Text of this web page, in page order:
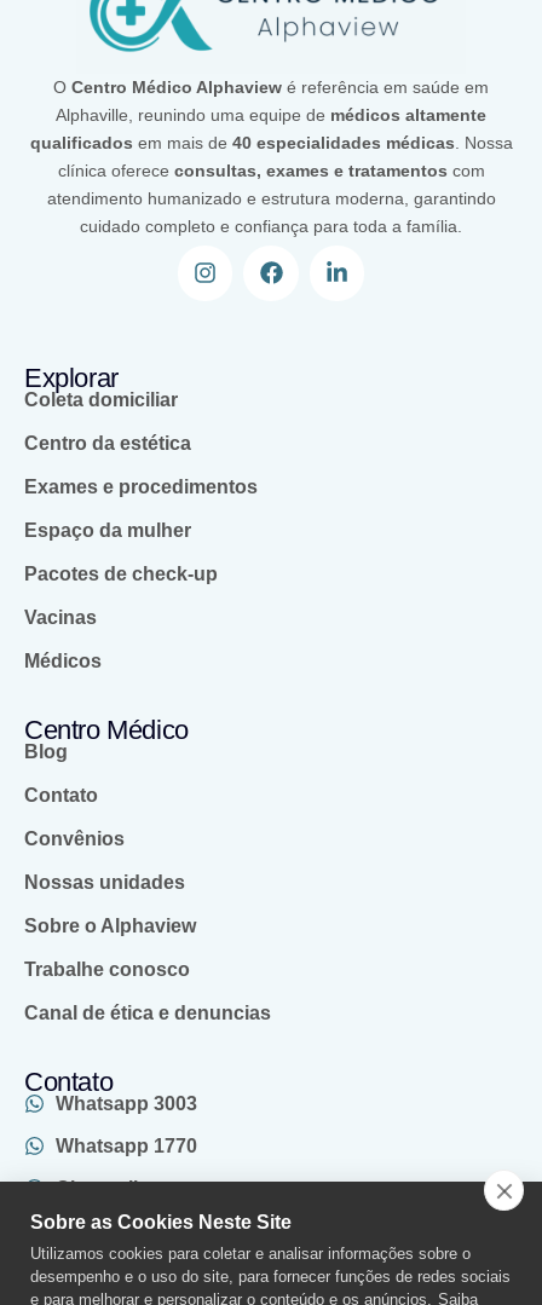
O Centro Médico Alphaview é referência em saúde em
Alphaville, reunindo uma equipe de médicos altamente
qualificados em mais de 40 especialidades médicas . Nossa
clínica oferece consultas, exames e tratamentos com
atendimento humanizado e estrutura moderna, garantindo
cuidado completo e confiança para toda a família.
Explorar
Coleta domiciliar
Centro da estética
Exames e procedimentos
Espaço da mulher
Pacotes de check-up
Vacinas
Médicos
Centro Médico
Blog
Contato
Convênios
Nossas unidades
Sobre o Alphaview
Trabalhe conosco
Canal de ética e denuncias
Contato
Whatsapp 3003
Whatsapp 1770
Chat online
(011) 2970-1770
SAC
Sobre as Cookies Neste Site
Utilizamos cookies para coletar e analisar informações sobre o
desempenho e o uso do site, para fornecer funções de redes sociais
e para melhorar e personalizar o conteúdo e os anúncios. Saiba